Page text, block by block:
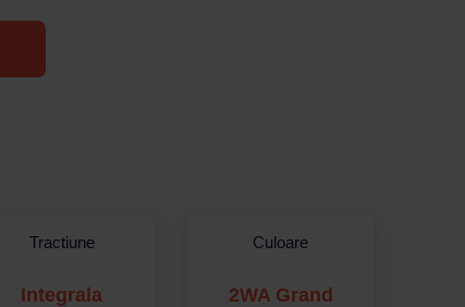
Tractiune
Integrala
Culoare
2WA Grand